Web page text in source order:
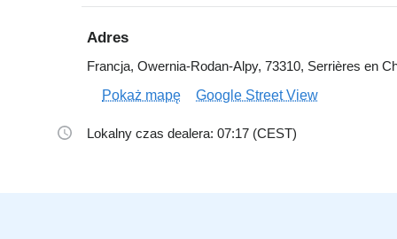
Adres
Francja, Owernia-Rodan-Alpy, 73310, Serrières en
Pokaż mapę
Google Street View
Lokalny czas dealera: 07:17 (CEST)